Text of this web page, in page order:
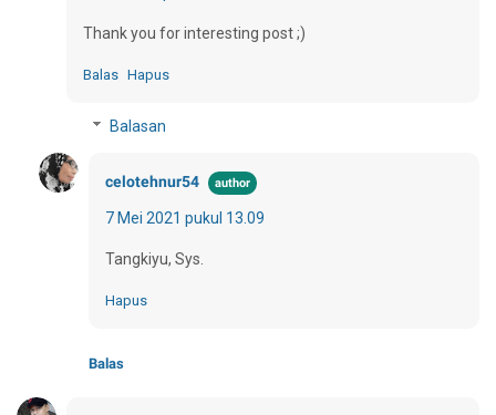
Thank you for interesting post ;)
Balas Hapus
Balasan
celotehnur54
7 Mei 2021 pukul 13.09
Tangkiyu, Sys.
Hapus
Balas